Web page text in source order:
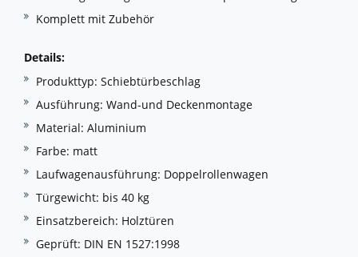
Komplett mit Zubehör
Details:
Produkttyp: Schiebtürbeschlag
Ausführung: Wand-und Deckenmontage
Material: Aluminium
Farbe: matt
Laufwagenausführung: Doppelrollenwagen
Türgewicht: bis 40 kg
Einsatzbereich: Holztüren
Geprüft: DIN EN 1527:1998